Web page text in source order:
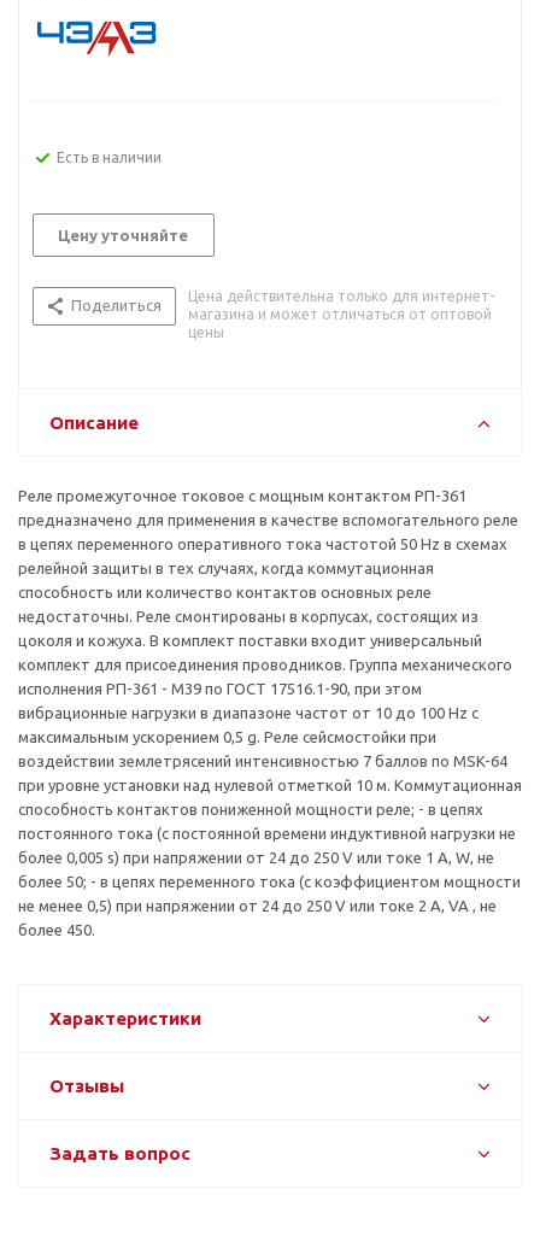
Есть в наличии
Цену уточняйте
Поделиться
Цена действительна только для интернет-
магазина и может отличаться от оптовой
цены
Описание
Реле промежуточное токовое с мощным контактом РП-361
предназначено для применения в качестве вспомогательного реле
в цепях переменного оперативного тока частотой 50 Hz в схемах
релейной защиты в тех случаях, когда коммутационная
способность или количество контактов основных реле
недостаточны. Реле смонтированы в корпусах, состоящих из
цоколя и кожуха. В комплект поставки входит универсальный
комплект для присоединения проводников. Группа механического
исполнения РП-361 - М39 по ГОСТ 17516.1-90, при этом
вибрационные нагрузки в диапазоне частот от 10 до 100 Hz с
максимальным ускорением 0,5 g. Реле сейсмостойки при
воздействии землетрясений интенсивностью 7 баллов по MSK-64
при уровне установки над нулевой отметкой 10 м. Коммутационная
способность контактов пониженной мощности реле; - в цепях
постоянного тока (с постоянной времени индуктивной нагрузки не
более 0,005 s) при напряжении от 24 до 250 V или токе 1 А, W, не
более 50; - в цепях переменного тока (с коэффициентом мощности
не менее 0,5) при напряжении от 24 до 250 V или токе 2 А, VA , не
более 450.
Характеристики
Отзывы
Задать вопрос